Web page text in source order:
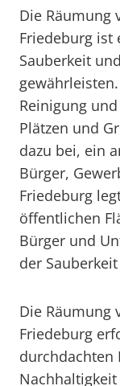
Die Räumung
Friedeburg ist
Sauberkeit
Reinigung
Plätzen und
dazu bei, ein
Bürger,
Friedeburg
öffentlichen
Bürger und
der
Die Räumung
Friedeburg
durchdachten